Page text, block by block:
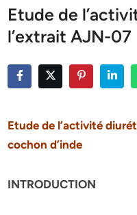
Etude de
l’extrait AJN-07
Etude de l’activité
cochon d’inde
INTRODUCTION